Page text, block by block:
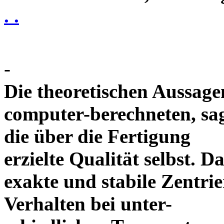
. .
-
Die theoretischen
computer-berechneten,
die über die Fertigung
erzielte Qualität selbst.
exakte und stabile
Verhalten bei unter-